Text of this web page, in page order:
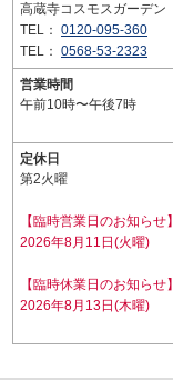
高蔵寺コスモスガーデン
TEL： 0120-095-360
TEL： 0568-53-2323
営業時間
午前10時〜午後7時
定休日
第2火曜
【臨時営業日のお知らせ】
2026年8月11日(火曜)
【臨時休業日のお知らせ】
2026年8月13日(木曜)